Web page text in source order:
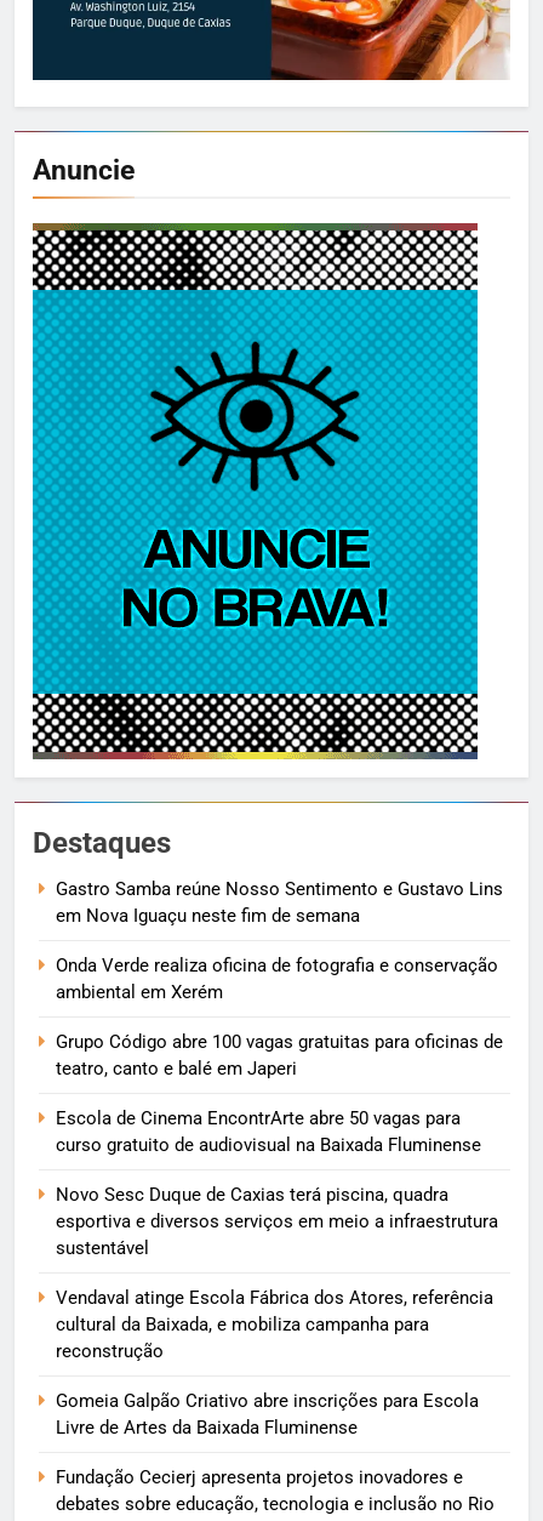
Anuncie
Destaques
Gastro Samba reúne Nosso Sentimento e Gustavo Lins
em Nova Iguaçu neste fim de semana
Onda Verde realiza oficina de fotografia e conservação
ambiental em Xerém
Grupo Código abre 100 vagas gratuitas para oficinas de
teatro, canto e balé em Japeri
Escola de Cinema EncontrArte abre 50 vagas para
curso gratuito de audiovisual na Baixada Fluminense
Novo Sesc Duque de Caxias terá piscina, quadra
esportiva e diversos serviços em meio a infraestrutura
sustentável
Vendaval atinge Escola Fábrica dos Atores, referência
cultural da Baixada, e mobiliza campanha para
reconstrução
Gomeia Galpão Criativo abre inscrições para Escola
Livre de Artes da Baixada Fluminense
Fundação Cecierj apresenta projetos inovadores e
debates sobre educação, tecnologia e inclusão no Rio